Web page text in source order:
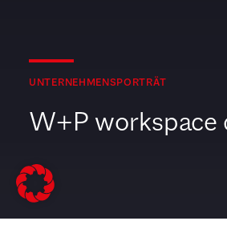
UNTERNEHMENSPORTRÄT
W+P workspace